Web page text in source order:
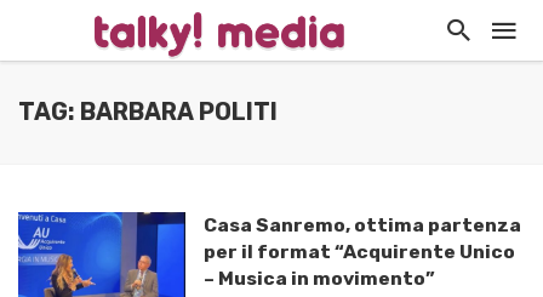
TAG: BARBARA POLITI
Casa Sanremo, ottima partenza
per il format “Acquirente Unico
– Musica in movimento”